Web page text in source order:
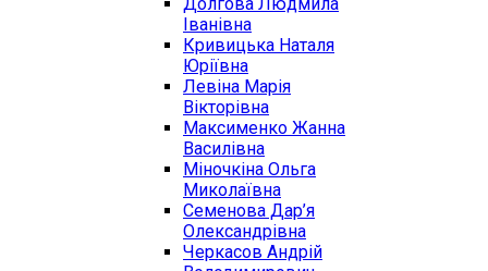
Іванівна
Кривицька Наталя
Юріївна
Левіна Марія
Вікторівна
Максименко Жанна
Василівна
Міночкіна Ольга
Миколаївна
Семенова Дар’я
Олександрівна
Черкасов Андрій